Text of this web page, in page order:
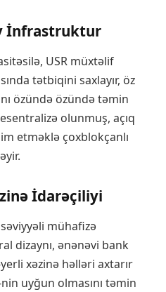
İnfrastruktur
USR müxtəlif
tətbiqini saxlayır, öz
özündə özündə təmin
olunmuş, açıq
etməklə çoxblokçanlı
İdarəçiliyi
mühafizə
dizaynı, ənənəvi bank
xəzinə həlləri axtarır
uyğun olmasını təmin